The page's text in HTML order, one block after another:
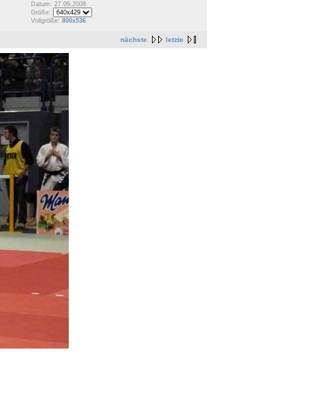
Datum: 27.09.2008
Größe:
Vollgröße: 800x536
nächste letzte